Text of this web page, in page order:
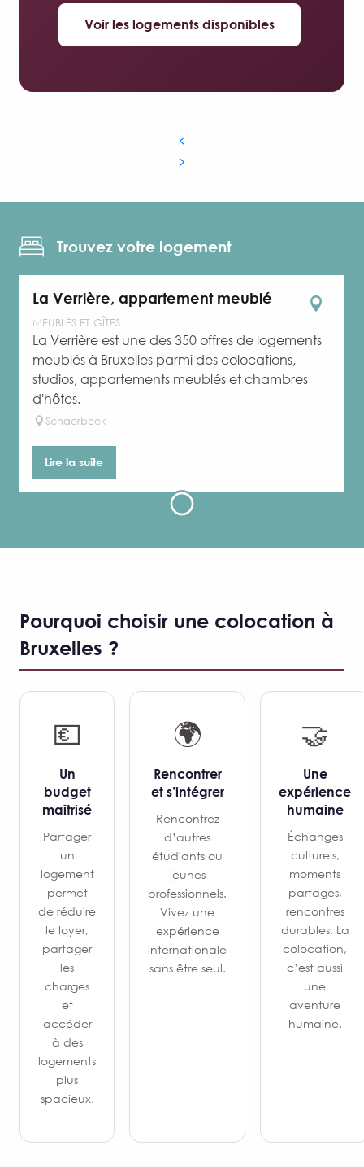
Voir les logements disponibles
Trouvez votre logement
La Verrière, appartement meublé
MEUBLÉS ET GÎTES
La Verrière est une des 350 offres de logements
meublés à Bruxelles parmi des colocations,
studios, appartements meublés et chambres
d'hôtes.
Schaerbeek
Lire la suite
Pourquoi choisir une colocation à
Bruxelles ?
💶
Un
budget
maîtrisé
Partager
un
logement
permet
de réduire
le loyer,
partager
les
charges
et
accéder
à des
logements
plus
spacieux.
🌍
Rencontrer
et s’intégrer
Rencontrez
d’autres
étudiants ou
jeunes
professionnels.
Vivez une
expérience
internationale
sans être seul.
🤝
Une
expérience
humaine
Échanges
culturels,
moments
partagés,
rencontres
durables. La
colocation,
c’est aussi
une
aventure
humaine.